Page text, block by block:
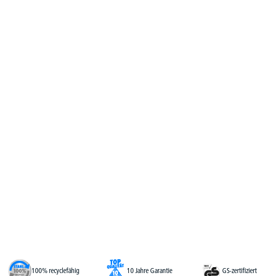
100% recyclefähig
10 Jahre Garantie GS-zertifiziert